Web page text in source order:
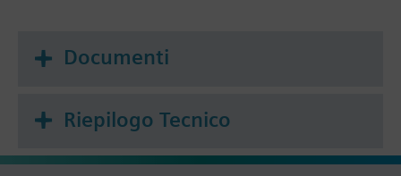
Documenti
Riepilogo Tecnico